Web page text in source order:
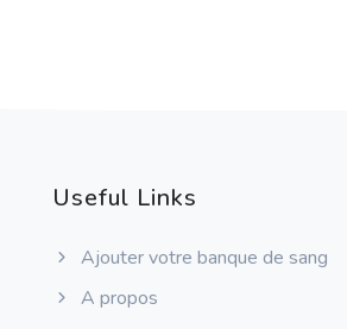
Useful Links
Ajouter votre banque de sang
A propos